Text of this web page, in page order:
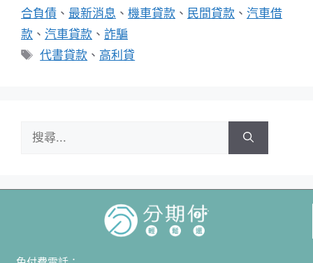
合負債 、 最新消息 、 機車貸款 、 民間貸款 、 汽車借
款 、 汽車貸款 、 詐騙
代書貸款 、 高利貸